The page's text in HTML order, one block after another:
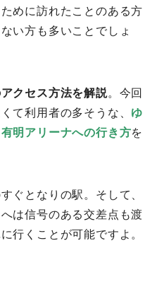
めに訪れたことのある方
い方も多いことでしょ
クセス方法を解説。今回
て利用者の多そうな、 ゆ
明アリーナへの行き方を
ぐとなりの駅。そして、
は信号のある交差点も渡
行くことが可能ですよ。